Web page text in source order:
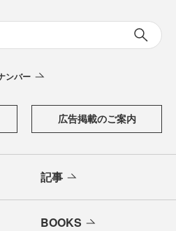
ンバー
広告掲載のご案内
記事
BOOKS